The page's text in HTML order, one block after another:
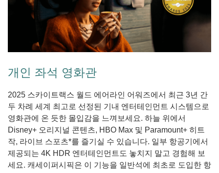
개인 좌석 영화관
2025 스카이트랙스 월드 에어라인 어워즈에서 최근 3년 간
두 차례 세계 최고로 선정된 기내 엔터테인먼트 시스템으로
영화관에 온 듯한 몰입감을 느껴보세요. 하늘 위에서
Disney+ 오리지널 콘텐츠, HBO Max 및 Paramount+ 히트
작, 라이브 스포츠*를 즐기실 수 있습니다. 일부 항공기에서
제공되는 4K HDR 엔터테인먼트도 놓치지 말고 경험해 보
세요. 캐세이퍼시픽은 이 기능을 일반석에 최초로 도입한 항